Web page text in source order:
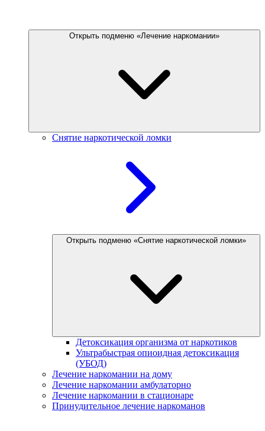
Открыть подменю «Лечение наркомании»
Снятие наркотической ломки
Открыть подменю «Снятие наркотической ломки»
Детоксикация организма от наркотиков
Ультрабыстрая опиоидная детоксикация
(УБОД)
Лечение наркомании на дому
Лечение наркомании амбулаторно
Лечение наркомании в стационаре
Принудительное лечение наркоманов